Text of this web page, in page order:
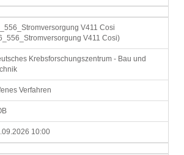
V411 Cosi
V411 Cosi)
Krebsforschungszentrum - Bau und
Verfahren
10:00